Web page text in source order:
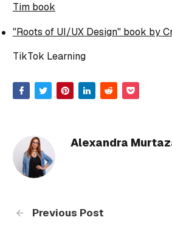
Tim book
"Roots of UI/UX Design" book by
TikTok Learning
Alexandra
Previous Post